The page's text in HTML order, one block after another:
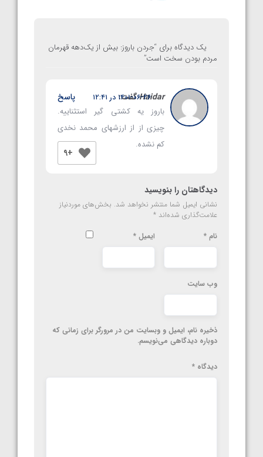
یک دیدگاه برای “جردن باروز: بیش از یک‌دهه قهرمان
مردم بودن سخت است”
Haidarگفت:
۱۴۰۱-۰۶-۲۶ در ۱۲:۴۱
باروز یه کشتی گیر استثناییه.
چیزی از از ارزشهای محمد نخدی
کم نشده.
+9
پاسخ
دیدگاهتان را بنویسید
نشانی ایمیل شما منتشر نخواهد شد. بخش‌های موردنیاز
علامت‌گذاری شده‌اند *
نام * ایمیل *
وب‌ سایت
ذخیره نام، ایمیل و وبسایت من در مرورگر برای زمانی که
دوباره دیدگاهی می‌نویسم.
دیدگاه *